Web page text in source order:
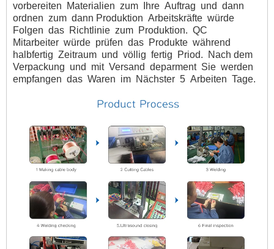
vorbereiten Materialien zum Ihre Auftrag und dann
ordnen zum dann Produktion Arbeitskräfte würde
Folgen das Richtlinie zum Produktion. QC
Mitarbeiter würde prüfen das Produkte während
halbfertig Zeitraum und völlig fertig Priod. Nach dem
Verpackung und mitVersand deparmentSie werden
empfangen das Waren im Nächster 5 Arbeiten Tage.